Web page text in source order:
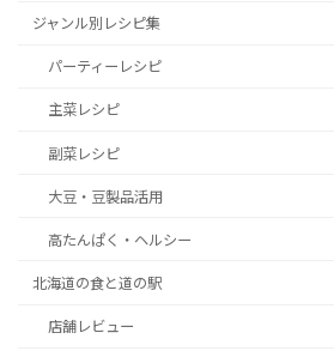
ジャンル別レシピ集
パーティーレシピ
主菜レシピ
副菜レシピ
大豆・豆製品活用
高たんぱく・ヘルシー
北海道の食と道の駅
店舗レビュー